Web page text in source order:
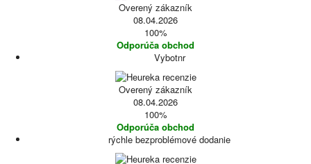
Overený zákazník
08.04.2026
100%
Odporúča obchod
Vybotnr
Overený zákazník
08.04.2026
100%
Odporúča obchod
rýchle bezproblémové dodanie